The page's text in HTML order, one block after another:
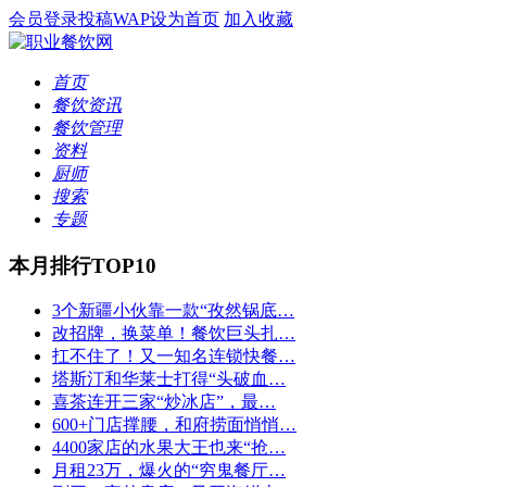
会员登录投稿WAP设为首页 加入收藏
首页
餐饮资讯
餐饮管理
资料
厨师
搜索
专题
本月排行TOP10
3个新疆小伙靠一款“孜然锅底…
改招牌，换菜单！餐饮巨头扎…
扛不住了！又一知名连锁快餐…
塔斯汀和华莱士打得“头破血…
喜茶连开三家“炒冰店”，最…
600+门店撑腰，和府捞面悄悄…
4400家店的水果大王也来“抢…
月租23万，爆火的“穷鬼餐厅…